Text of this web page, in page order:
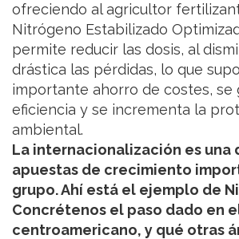
ofreciendo al agricultor
Nitrógeno Estabilizado
permite reducir las dosis, al
drástica las pérdidas, lo que
importante ahorro de costes, se
eficiencia y se incrementa la
ambiental.
La internacionalización es una
apuestas de crecimiento
grupo. Ahí está el ejemplo de
Concrétenos el paso dado en
centroamericano, y qué otras